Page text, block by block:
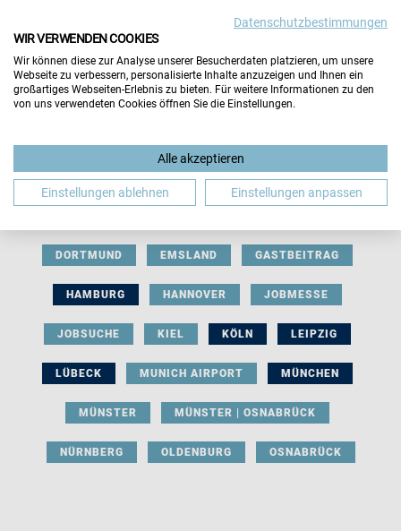
BERUFLICHE ORIENTIERUNG BEWERBUNG
DORTMUND EMSLAND GASTBEITRAG
HAMBURG HANNOVER JOBMESSE
JOBSUCHE KIEL KÖLN LEIPZIG
LÜBECK MUNICH AIRPORT MÜNCHEN
MÜNSTER MÜNSTER | OSNABRÜCK
NÜRNBERG OLDENBURG OSNABRÜCK
Datenschutzbestimmungen
WIR VERWENDEN COOKIES
Wir können diese zur Analyse unserer Besucherdaten platzieren, um unsere
Webseite zu verbessern, personalisierte Inhalte anzuzeigen und Ihnen ein
großartiges Webseiten-Erlebnis zu bieten. Für weitere Informationen zu den
von uns verwendeten Cookies öffnen Sie die Einstellungen.
Alle akzeptieren
Einstellungen ablehnen Einstellungen anpassen